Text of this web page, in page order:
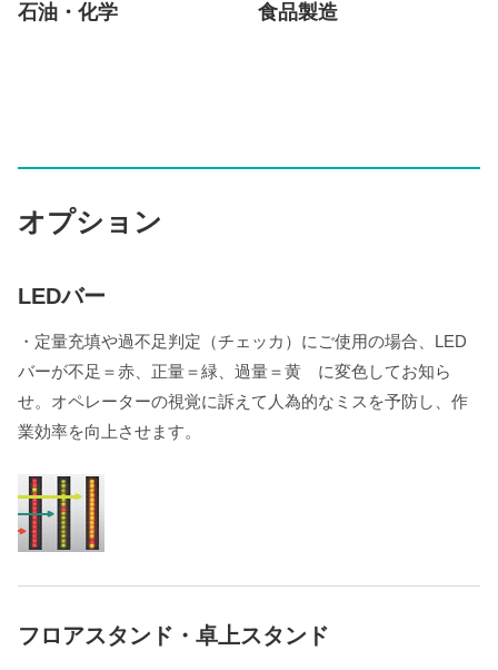
石油・化学 食品製造
オプション
LEDバー
・定量充填や過不足判定（チェッカ）にご使用の場合、LED
バーが不足＝赤、正量＝緑、過量＝黄 に変色してお知ら
せ。オペレーターの視覚に訴えて人為的なミスを予防し、作
業効率を向上させます。
フロアスタンド・卓上スタンド